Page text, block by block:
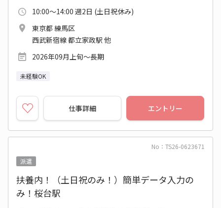
10:00～14:00 週2日 (土日祝休み)
東京都 練馬区
西武新宿線 都立家政駅 他
2026年09月上旬～長期
未経験OK
仕事詳細 エントリー
No：TS26-0623671
派遣
扶養内！（土日祝のみ！）簡単データ入力の
み！桜台駅